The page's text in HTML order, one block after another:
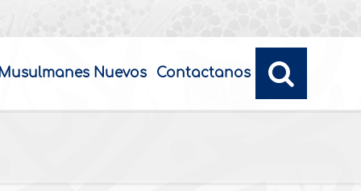
Nuevos Contactanos